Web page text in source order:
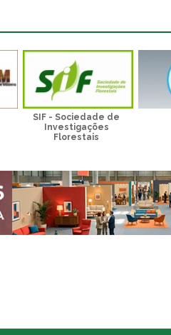
SIF - Sociedade de
Investigações
Florestais